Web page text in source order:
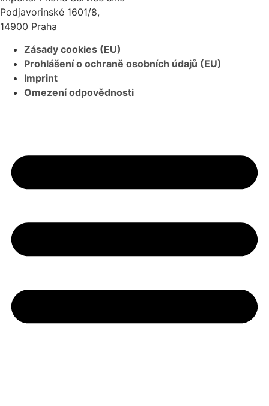
Podjavorinské 1601/8,
14900 Praha
Zásady cookies (EU)
Prohlášení o ochraně osobních údajů (EU)
Imprint
Omezení odpovědnosti